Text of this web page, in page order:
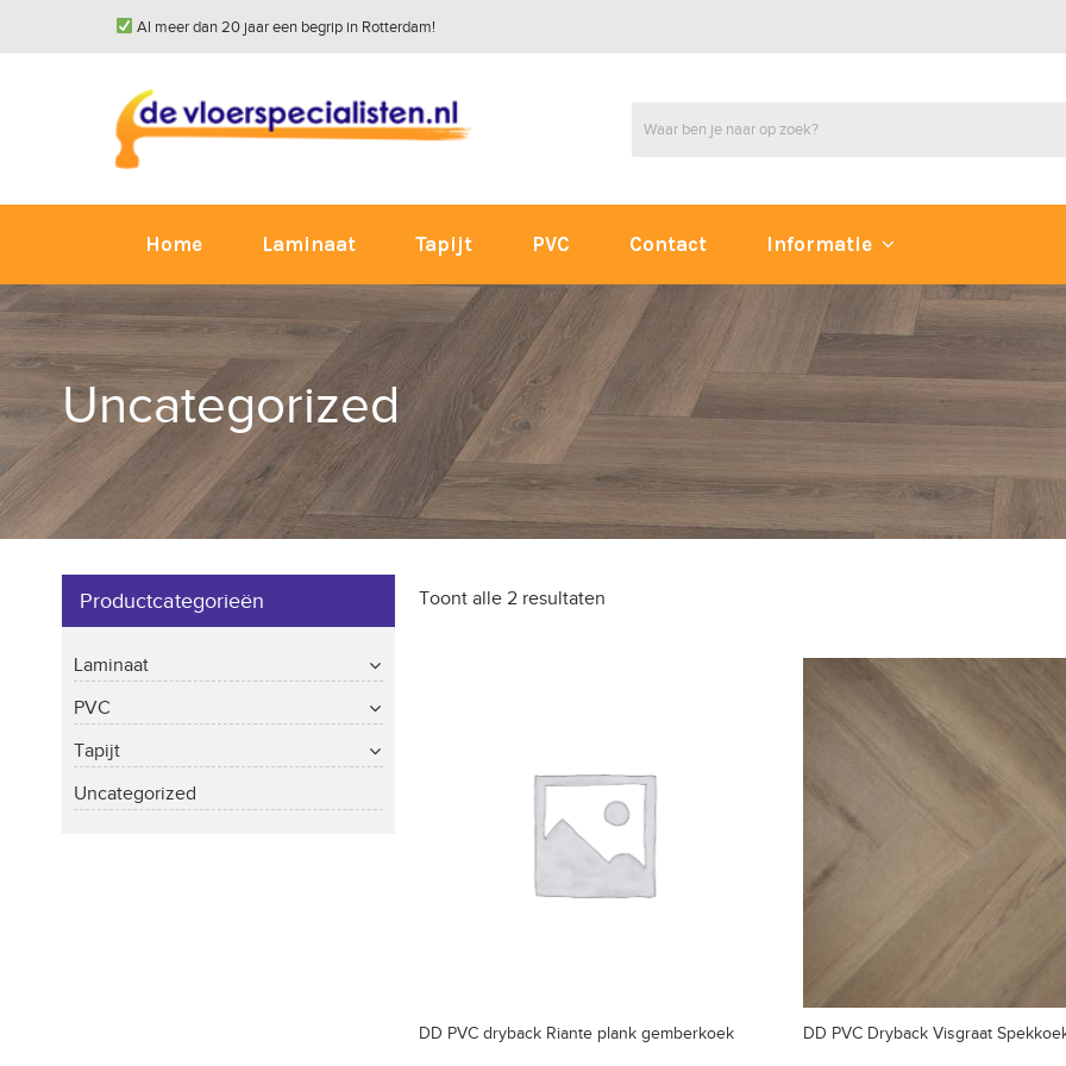
Al meer dan 20 jaar een begrip in Rotterdam!
Home Laminaat Tapijt PVC Contact Informatie
Uncategorized
Toont alle 2 resultaten
DD PVC dryback Riante plank gemberkoek DD PVC Dryback Visgraat
Productcategorieën
Laminaat
PVC
Tapijt
Uncategorized